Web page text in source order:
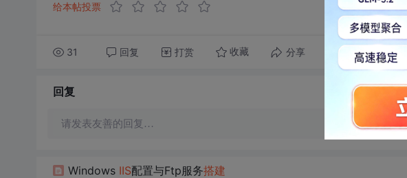
给本帖投票
31 回复 打赏 收藏 分享 转发到动态
回复
请发表友善的回复…
Windows IIS配置与Ftp服务搭建